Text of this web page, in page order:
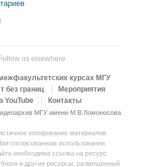
us elsewhere
курсах МГУ
без границ
Мероприятия
YouTube
Контакты
МГУ имени М.В.Ломоносова
копирование материалов
согласованном использовании
необходима ссылка на ресурс.
блоги и другие ресурсы, размещенный